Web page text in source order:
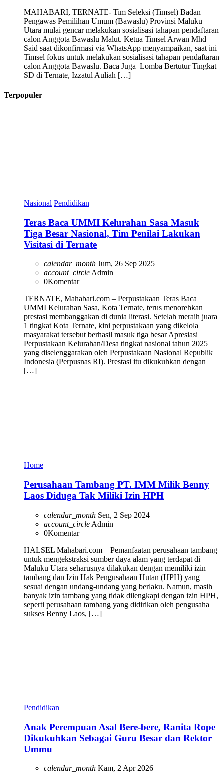
MAHABARI, TERNATE- Tim Seleksi (Timsel) Badan
Pengawas Pemilihan Umum (Bawaslu) Provinsi Maluku
Utara mulai gencar melakukan sosialisasi tahapan pendaftaran
calon Anggota Bawaslu Malut. Ketua Timsel Arwan Mhd
Said saat dikonfirmasi via WhatsApp menyampaikan, saat ini
Timsel fokus untuk melakukan sosialisasi tahapan pendaftaran
calon Anggota Bawaslu. Baca Juga Lomba Bertutur Tingkat
SD di Ternate, Izzatul Auliah […]
Terpopuler
Nasional Pendidikan
Teras Baca UMMI Kelurahan Sasa Masuk
Tiga Besar Nasional, Tim Penilai Lakukan
Visitasi di Ternate
calendar_month Jum, 26 Sep 2025
account_circleAdmin
0Komentar
TERNATE, Mahabari.com – Perpustakaan Teras Baca
UMMI Kelurahan Sasa, Kota Ternate, terus menorehkan
prestasi membanggakan di dunia literasi. Setelah meraih juara
1 tingkat Kota Ternate, kini perpustakaan yang dikelola
masyarakat tersebut berhasil masuk tiga besar Apresiasi
Perpustakaan Kelurahan/Desa tingkat nasional tahun 2025
yang diselenggarakan oleh Perpustakaan Nasional Republik
Indonesia (Perpusnas RI). Prestasi itu dikukuhkan dengan
[…]
Home
Perusahaan Tambang PT. IMM Milik Benny
Laos Diduga Tak Miliki Izin HPH
calendar_month Sen, 2 Sep 2024
account_circle Admin
0Komentar
HALSEL Mahabari.com – Pemanfaatan perusahaan tambang
untuk mengekstraksi sumber daya alam yang terdapat di
Maluku Utara seharusnya dilakukan dengan memiliki izin
tambang dan Izin Hak Pengusahaan Hutan (HPH) yang
sesuai dengan undang-undang yang berlaku. Namun, masih
banyak izin tambang yang tidak dilengkapi dengan izin HPH,
seperti perusahaan tambang yang didirikan oleh pengusaha
sukses Benny Laos, […]
Pendidikan
Anak Perempuan Asal Bere-bere, Ranita Rope
Dikukuhkan Sebagai Guru Besar dan Rektor
Ummu
calendar_month Kam, 2 Apr 2026